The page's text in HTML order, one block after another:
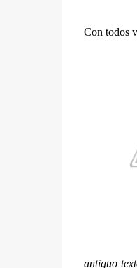
Con todos
antiguo